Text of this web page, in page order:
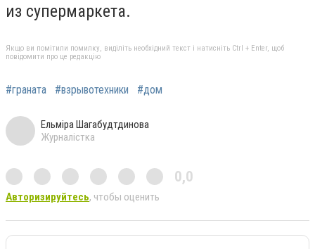
из супермаркета.
Якщо ви помітили помилку, виділіть необхідний текст і натисніть Ctrl + Enter, щоб
повідомити про це редакцію
#граната #взрывотехники #дом
Ельміра Шагабудтдинова
Журналістка
0,0
Авторизируйтесь, чтобы оценить